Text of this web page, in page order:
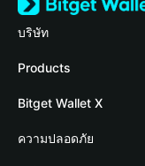
บริษัท
เกี่ยวกับ Bitget Wallet
Blog
Academy
Products
Crypto Card
Stablecoin Earn
Bitget Wallet X
นักพัฒนา
ความปลอดภัย